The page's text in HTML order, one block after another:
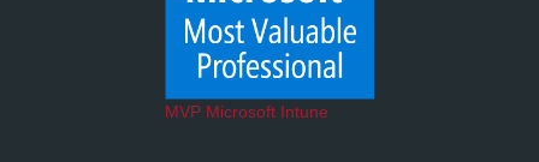
MVP Microsoft Intune